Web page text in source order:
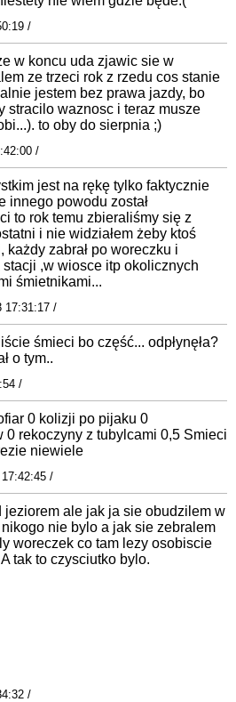
/
w koncu uda zjawic sie w
ze trzeci rok z rzedu cos stanie
jestem bez prawa jazdy, bo
stracilo waznosc i teraz musze
to oby do sierpnia ;)
/
jest na rękę tylko faktycznie
innego powodu został
to rok temu zbieraliśmy się z
i nie widziałem żeby ktoś
każdy zabrał po woreczku i
stacji ,w wiosce itp okolicznych
śmietnikami...
17:31:17 /
śmieci bo część... odpłynęła?
o tym..
/
0 kolizji po pijaku 0
rekoczyny z tubylcami 0,5 Smieci
niewiele
/
jeziorem ale jak ja sie obudzilem w
nie bylo a jak sie zebralem
woreczek co tam lezy osobiscie
tak to czysciutko bylo.
/